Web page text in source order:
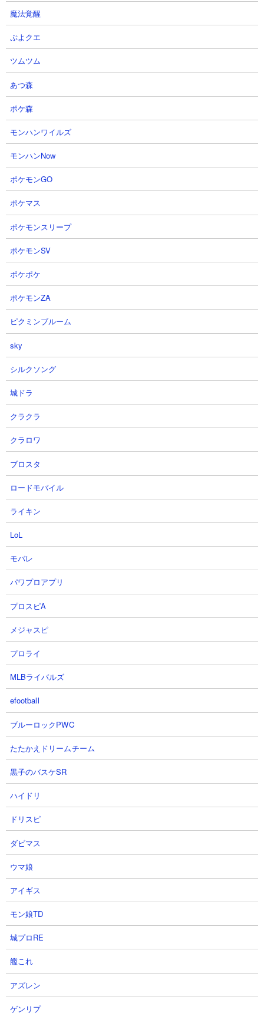
２．チャンクベースを使う
マイクラ解析サイトのチャンクベースを使えば荒廃したポータル
の位置は簡単に特定ができます。画像は私がプレイしているワー
ルドのものですが、ネザーゲートの紫色のアイコンが荒廃したポ
ータルの位置を示しています。ただ外部ツールを使ったちょっと
邪道な方法なので使うかどうかは自分のプレイスタイルと相談し
てみてください。
荒廃したポータルの構造や仕掛け
荒廃したポータルは小さな建造物で、せいぜい10ブロック四方程
度のサイズ感しかありません。特別何かギミックや強敵が待ち構
ただしマグマブロックは上に乗るとダメージを受けますし、マグ
マは誤って触れてしまうと序盤の貧弱な装備では致命傷になりか
ねません。近づく前に破壊したり土などで埋めてしまうようにし
石に変えてしまうのも手です。
荒廃したポータルには1つのチェストが生成されます。
（ごくまれに他のブロックで潰されて存在しないことも）
もし見当たらない場合は他のブロックで隠れてしまっていること
が多いので、破壊して埋もれていないか探してみましょう。この
とき余計なブロックを壊してチェストにマグマが流れ込んでしま
わないよう注意です。
荒廃したポータルで入手できるアイテム
魔法覚醒
ぷよクエ
ツムツム
あつ森
ポケ森
モンハンワイルズ
モンハンNow
ポケモンGO
ポケマス
ポケモンスリープ
ポケモンSV
ポケポケ
ポケモンZA
ピクミンブルーム
sky
シルクソング
城ドラ
クラクラ
クラロワ
ブロスタ
ロードモバイル
ライキン
LoL
モバレ
パワプロアプリ
プロスピA
メジャスピ
プロライ
MLBライバルズ
efootball
ブルーロックPWC
たたかえドリームチーム
黒子のバスケSR
ハイドリ
ドリスピ
ダビマス
ウマ娘
アイギス
モン娘TD
城プロRE
艦これ
アズレン
ゲンリプ